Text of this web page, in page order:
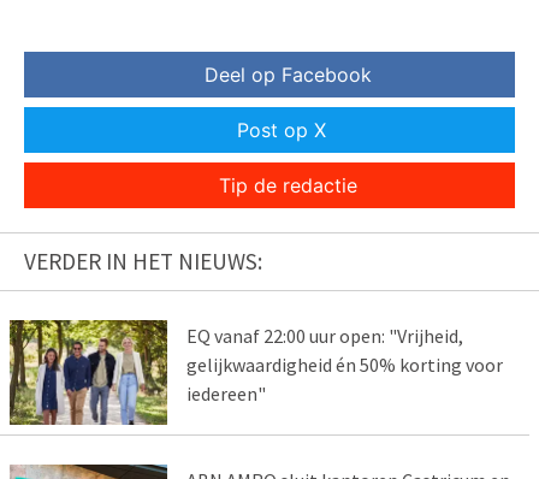
Deel op Facebook
Post op X
Tip de redactie
VERDER IN HET NIEUWS:
EQ vanaf 22:00 uur open: "Vrijheid,
gelijkwaardigheid én 50% korting voor
iedereen"